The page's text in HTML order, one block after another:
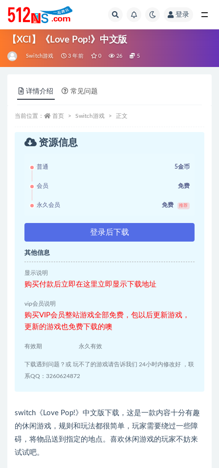
登录
【XCI】《Love Pop!》中文版
Switch游戏 3 年前 0 26 5
详情介绍 常见问题
当前位置： 首页 Switch游戏 正文
资源信息
普通 5金币
会员 免费
永久会员 免费 推荐
登录后下载
其他信息
显示说明
购买付款后立即在这里立即显示下载地址
vip会员说明
购买VIP会员整站游戏全部免费，包以后更新游戏，
更新的游戏也免费下载的噢
有效期 永久有效
下载遇到问题？或 玩不了的游戏请告诉我们 24小时内修改好 ，联
系QQ：3260624872
switch《Love Pop!》中文版下载，这是一款内容十分有趣
的休闲游戏，规则和玩法都很简单，玩家需要绕过一些障
碍，将物品送到指定的地点。喜欢休闲游戏的玩家不妨来
试试吧。